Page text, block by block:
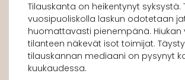
Tilauskanta on heikentynyt syksystä.
vuosipuoliskolla laskun odotetaan
huomattavasti pienempänä.
tilanteen näkevät isot toimijat.
tilauskannan mediaani on pysynyt
kuukaudessa.